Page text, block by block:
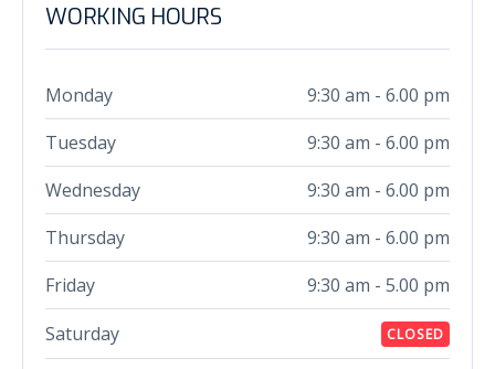
WORKING HOURS
Monday
9:30 am - 6.00 pm
Tuesday
9:30 am - 6.00 pm
Wednesday
9:30 am - 6.00 pm
Thursday
9:30 am - 6.00 pm
Friday
9:30 am - 5.00 pm
Saturday
CLOSED